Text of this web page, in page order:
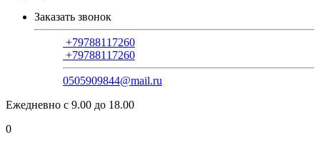
Заказать звонок
+79788117260
+79788117260
0505909844@mail.ru
Ежедневно с 9.00 до 18.00
0